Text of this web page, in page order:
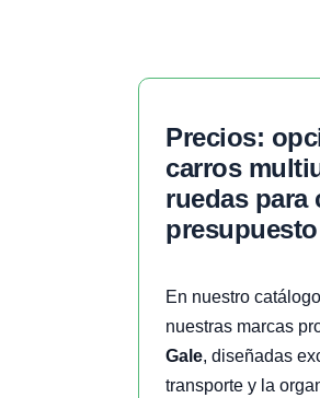
precios: opciones de
carros
ruedas para
presupuesto
En nuestro
nuestras marcas
Gale, diseñadas
transporte y la